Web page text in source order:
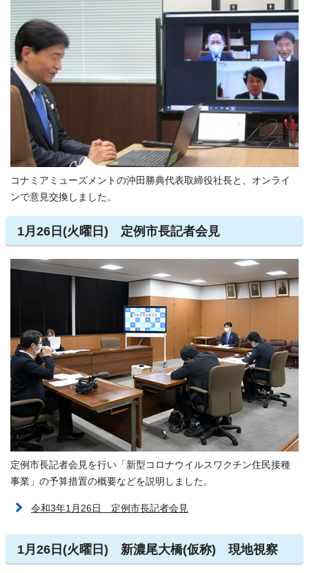
コナミアミューズメントの沖田勝典代表取締役社長と、オンライ
ンで意見交換しました。
1月26日(火曜日) 定例市長記者会見
定例市長記者会見を行い「新型コロナウイルスワクチン住民接種
事業」の予算措置の概要などを説明しました。
令和3年1月26日 定例市長記者会見
1月26日(火曜日) 新濃尾大橋(仮称) 現地視察